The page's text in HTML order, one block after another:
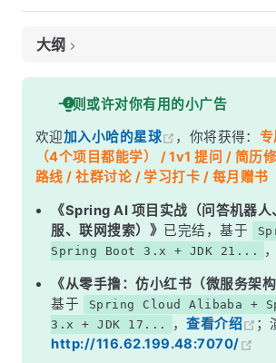
大纲
面试考察点
核心答案
深度解析
一、同类内部方法调用（最常见！）
二、方法不是 public
三、方法被 final 或 static 修饰
五、抛出的异常类型不对
六、数据库引擎不支持事务
一则或许对你有用的小广告
欢迎加入小哈的星球 ，你将获得： 专
（4个项目都能学） / 1v1 提问 / 简历
路线 / 社群讨论 / 学习打卡 / 每月赠书
《Spring AI 项目实战（问答机器人
服、联网搜索）》 已完结，基于
Spring Boot 3.x + JDK 21...
，
《从零手撸：仿小红书（微服务架构
基于
Spring Cloud Alibaba +
3.x + JDK 17...
，查看介绍
；
http://116.62.199.48:7070/